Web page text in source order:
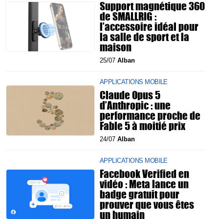
Support magnétique 360
de SMALLRIG :
l’accessoire idéal pour
la salle de sport et la
maison
25/07 Alban
APPLICATIONS MOBILE
Claude Opus 5
d’Anthropic : une
performance proche de
Fable 5 à moitié prix
24/07 Alban
APPLICATIONS MOBILE
Facebook Verified en
vidéo : Meta lance un
badge gratuit pour
prouver que vous êtes
un humain